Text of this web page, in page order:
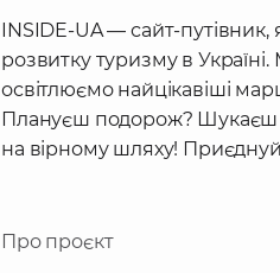
INSIDE-UA — сайт-
розвитку туризму в
освітлюємо найцікавіші
Плануєш подорож? Шукаєш
на вірному шляху!
Про проєкт